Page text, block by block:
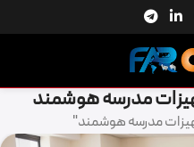
مدرسه هوشمند